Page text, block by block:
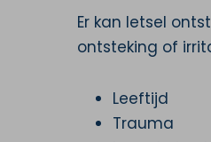
Er kan letsel
ontsteking of
Leeftijd
Trauma